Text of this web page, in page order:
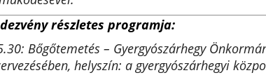
részletes programja:
Bőgőtemetés – Gyergyószárhegy
helyszín: a gyergyószárhegyi